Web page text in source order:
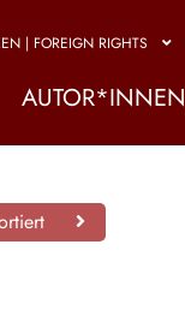
| FOREIGN RIGHTS
AUTOR*INNEN